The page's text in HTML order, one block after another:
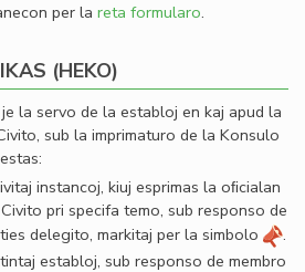
per la reta formularo.
(HEKO)
la servo de la establoj en kaj apud la
sub la imprimaturo de la Konsulo
instancoj, kiuj esprimas la oﬁcialan
pri specifa temo, sub responso de
delegito, markitaj per la simbolo
.
establoj, sub responso de membro